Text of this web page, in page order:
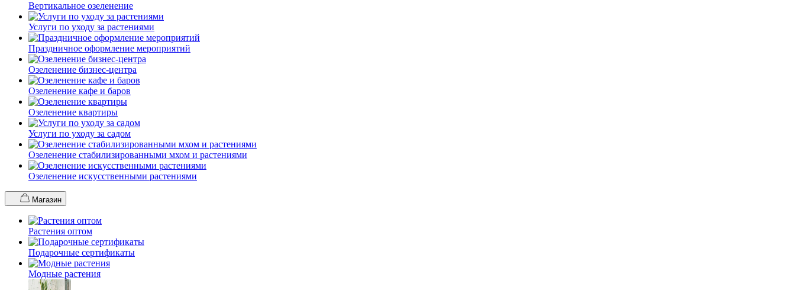
Вертикальное озеленение
Услуги по уходу за растениями
Праздничное оформление мероприятий
Озеленение бизнес-центра
Озеленение кафе и баров
Озеленение квартиры
Услуги по уходу за садом
Озеленение стабилизированными мхом и растениями
Озеленение искусственными растениями
Магазин
Растения оптом
Подарочные сертификаты
Модные растения